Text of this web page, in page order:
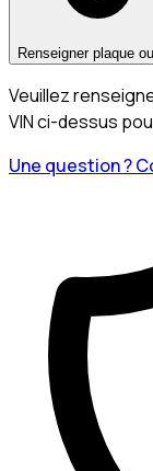
Renseigner plaque
Veuillez
VIN ci-dessus
Une question ?